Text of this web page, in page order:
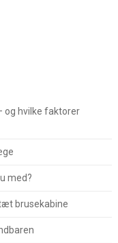
og hvilke faktorer
med?
brusekabine